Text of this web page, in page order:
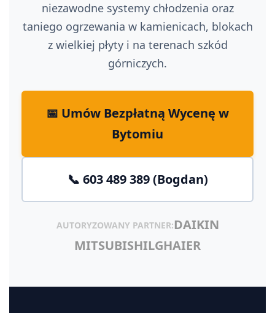
Gliwice
Ruda Śląska
Mysłowice
niezawodne systemy chłodzenia oraz
taniego ogrzewania w kamienicach, blokach
z wielkiej płyty i na terenach szkód
górniczych.
📅 Umów Bezpłatną Wycenę w
Bytomiu
📞 603 489 389 (Bogdan)
AUTORYZOWANY PARTNER:DAIKIN
MITSUBISHILGHAIER